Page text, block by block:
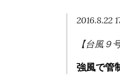
2016.8.22
【台風９
強風で管